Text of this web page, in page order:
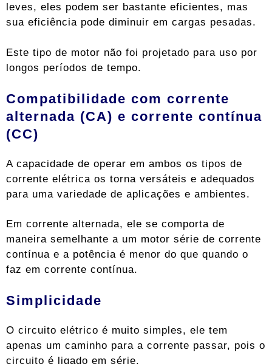
leves, eles podem ser bastante eficientes, mas
sua eficiência pode diminuir em cargas pesadas.
Este tipo de motor não foi projetado para uso por
longos períodos de tempo.
Compatibilidade com corrente
alternada (CA) e corrente contínua
(CC)
A capacidade de operar em ambos os tipos de
corrente elétrica os torna versáteis e adequados
para uma variedade de aplicações e ambientes.
Em corrente alternada, ele se comporta de
maneira semelhante a um motor série de corrente
contínua e a potência é menor do que quando o
faz em corrente contínua.
Simplicidade
O circuito elétrico é muito simples, ele tem
apenas um caminho para a corrente passar, pois o
circuito é ligado em série.